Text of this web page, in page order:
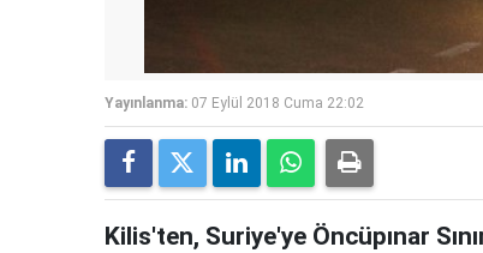
Yayınlanma: 07 Eylül 2018 Cuma 22:02
Kilis'ten, Suriye'ye Öncüpınar